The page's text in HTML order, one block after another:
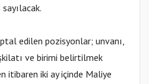
edilen pozisyonlar; unvanı,
ve birimi belirtilmek
itibaren iki ay içinde Maliye